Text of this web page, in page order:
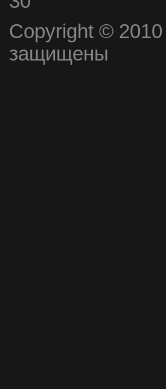
Copyright ©
защищены